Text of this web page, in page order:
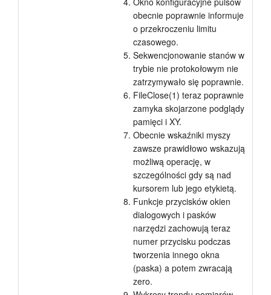
obecnie poprawnie informuje
o przekroczeniu limitu
czasowego.
Sekwencjonowanie stanów w
trybie nie protokołowym nie
zatrzymywało się poprawnie.
FileClose(1) teraz poprawnie
zamyka skojarzone podglądy
pamięci i XY.
Obecnie wskaźniki myszy
zawsze prawidłowo wskazują
możliwą operację, w
szczególności gdy są nad
kursorem lub jego etykietą.
Funkcje przycisków okien
dialogowych i pasków
narzędzi zachowują teraz
numer przycisku podczas
tworzenia innego okna
(paska) a potem zwracają
zero.